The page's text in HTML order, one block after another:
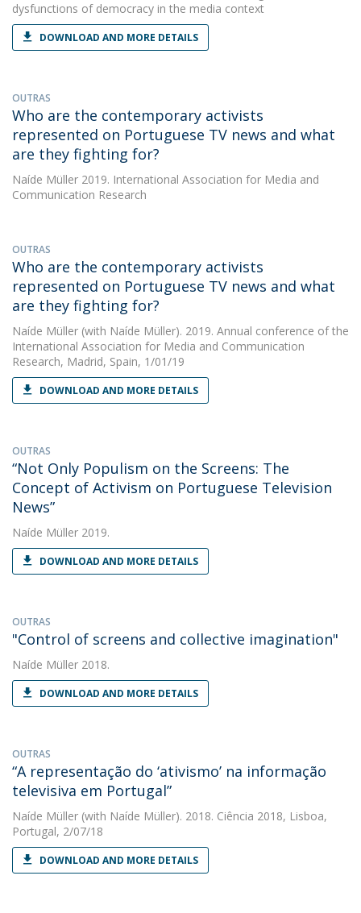
dysfunctions of democracy in the media context
DOWNLOAD AND MORE DETAILS
OUTRAS
Who are the contemporary activists
represented on Portuguese TV news and what
are they fighting for?
Naíde Müller 2019. International Association for Media and
Communication Research
OUTRAS
Who are the contemporary activists
represented on Portuguese TV news and what
are they fighting for?
Naíde Müller (with Naíde Müller). 2019. Annual conference of the
International Association for Media and Communication
Research, Madrid, Spain, 1/01/19
DOWNLOAD AND MORE DETAILS
OUTRAS
“Not Only Populism on the Screens: The
Concept of Activism on Portuguese Television
News”
Naíde Müller 2019.
DOWNLOAD AND MORE DETAILS
OUTRAS
"Control of screens and collective imagination"
Naíde Müller 2018.
DOWNLOAD AND MORE DETAILS
OUTRAS
“A representação do ‘ativismo’ na informação
televisiva em Portugal”
Naíde Müller (with Naíde Müller). 2018. Ciência 2018, Lisboa,
Portugal, 2/07/18
DOWNLOAD AND MORE DETAILS